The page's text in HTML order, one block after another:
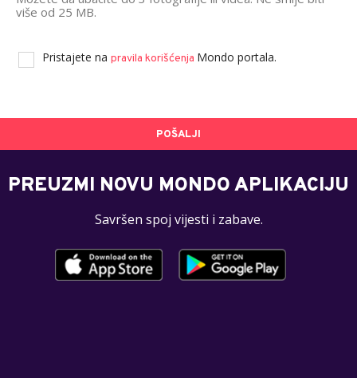
više od 25 MB.
Pristajete na pravila korišćenja Mondo portala.
POŠALJI
PREUZMI NOVU MONDO APLIKACIJU
Savršen spoj vijesti i zabave.